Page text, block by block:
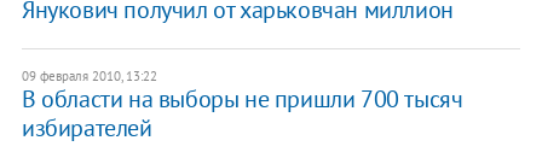
Янукович получил от харьковчан миллион
09 февраля 2010, 13:22
В области на выборы не пришли 700 тысяч
избирателей